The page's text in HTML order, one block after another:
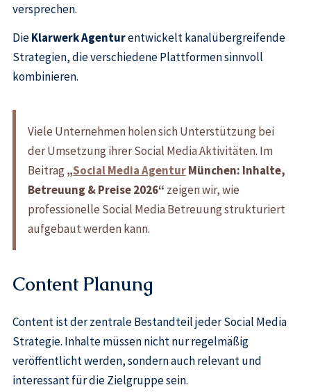
versprechen.
DieKlarwerk Agenturentwickelt kanalübergreifende
Strategien, die verschiedene Plattformen sinnvoll
kombinieren.
Viele Unternehmen holen sich Unterstützung bei
der Umsetzung ihrer Social Media Aktivitäten. Im
Beitrag„Social Media AgenturMünchen: Inhalte,
Betreuung & Preise 2026“ zeigen wir, wie
professionelle Social Media Betreuung strukturiert
aufgebaut werden kann.
Content Planung
Content ist der zentrale Bestandteil jeder Social Media
Strategie. Inhalte müssen nicht nur regelmäßig
veröffentlicht werden, sondern auch relevant und
interessant für die Zielgruppe sein.